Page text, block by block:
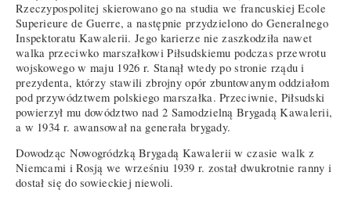
Rzeczypospolitej skierowano go na studia we francuskiej Ecole
Superieure de Guerre, a następnie przydzielono do Generalnego
Inspektoratu Kawalerii. Jego karierze nie zaszkodziła nawet
walka przeciwko marszałkowi Piłsudskiemu podczas przewrotu
wojskowego w maju 1926 r. Stanął wtedy po stronie rządu i
prezydenta, którzy stawili zbrojny opór zbuntowanym oddziałom
pod przywództwem polskiego marszałka. Przeciwnie, Piłsudski
powierzył mu dowództwo nad 2 Samodzielną Brygadą Kawalerii,
a w 1934 r. awansował na generała brygady.
Dowodząc Nowogródzką Brygadą Kawalerii w czasie walk z
Niemcami i Rosją we wrześniu 1939 r. został dwukrotnie ranny i
dostał się do sowieckiej niewoli.